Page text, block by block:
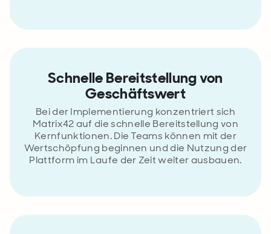
Schnelle Bereitstellung von
Geschäftswert
Bei der Implementierung konzentriert sich
Matrix42 auf die schnelle Bereitstellung von
Kernfunktionen. Die Teams können mit der
Wertschöpfung beginnen und die Nutzung der
Plattform im Laufe der Zeit weiter ausbauen.